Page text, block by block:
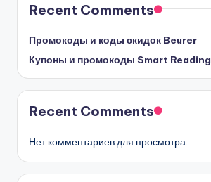
Recent Comments
Промокоды и коды скидок Beurer
Купоны и промокоды Smart Reading
Recent Comments
Нет комментариев для просмотра.